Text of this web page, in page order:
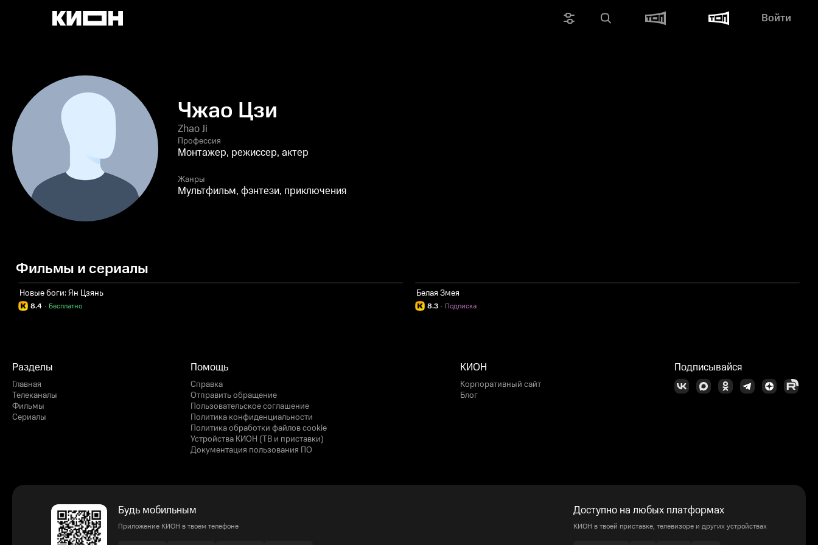
Войти
Чжао Цзи
Zhao Ji
Профессия
Монтажер, режиссер, актер
Жанры
Мультфильм, фэнтези, приключения
Фильмы и сериалы
Новые боги: Ян Цзянь
8.4 Бесплатно
·
Белая Змея
8.3 Подписка
·
Разделы
Главная
Телеканалы
Фильмы
Сериалы
Помощь
Справка
Отправить обращение
Пользовательское соглашение
Политика конфиденциальности
Политика обработки файлов cookie
Устройства КИОН (ТВ и приставки)
Документация пользования ПО
КИОН
Корпоративный сайт
Блог
Подписывайся
Будь мобильным
Приложение КИОН в твоем телефоне
Доступно на любых платформах
КИОН в твоей приставке, телевизоре и других устройствах